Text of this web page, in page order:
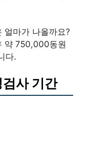
얼마가 나올까요?
약 750,000동원
다.
사 기간